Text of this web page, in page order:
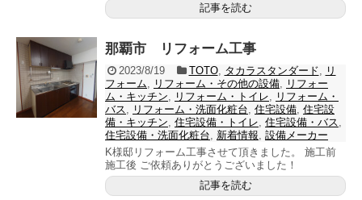
記事を読む
那覇市 リフォーム工事
2023/8/19 TOTO, タカラスタンダード
リ
フォーム
リフォーム・その他の設備
リフォー
ム・キッチン
リフォーム・トイレ
リフォーム・
バス
リフォーム・洗面化粧台 住宅設備 住宅設
備・キッチン 住宅設備・トイレ 住宅設備・バス
住宅設備・洗面化粧台
新着情報 設備メーカー
K様邸リフォーム工事させて頂きました。 施工前
施工後 ご依頼ありがとうございました！
記事を読む